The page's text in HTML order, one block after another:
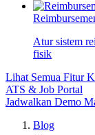
Atur sistem
fisik
Lihat Semua Fitur
ATS & Job Portal
Jadwalkan Demo
Blog